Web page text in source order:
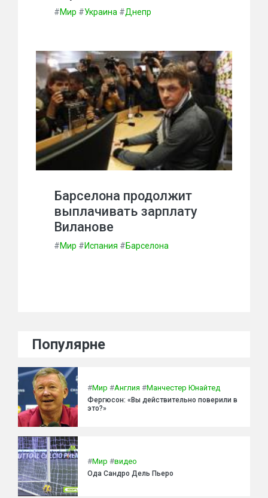
#Мир #Украина #Днепр
Барселона продолжит
выплачивать зарплату
Виланове
#Мир #Испания #Барселона
Популярне
#Мир #Англия #Манчестер Юнайтед
Фергюсон: «Вы действительно поверили в
это?»
#Мир #видео
Ода Сандро Дель Пьеро